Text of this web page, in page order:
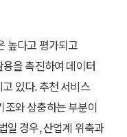
높다고 평가되고
을 촉진하여 데이터
있다. 추천 서비스
조와 상충하는 부분이
일 경우, 산업계 위축과